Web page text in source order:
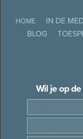
HOME IN DE
BLOG
Wil je op